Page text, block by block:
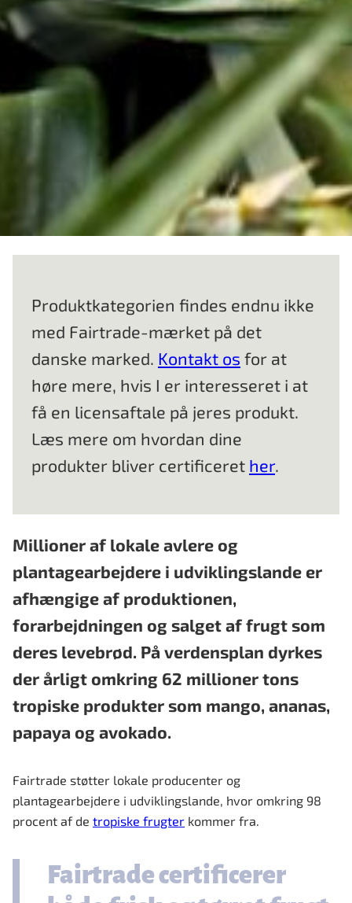
Produktkategorien findes endnu ikke
med Fairtrade-mærket på det
danske marked. Kontakt os for at
høre mere, hvis I er interesseret i at
få en licensaftale på jeres produkt.
Læs mere om hvordan dine
produkter bliver certificeret her.
Millioner af lokale avlere og
plantagearbejdere i udviklingslande er
afhængige af produktionen,
forarbejdningen og salget af frugt som
deres levebrød. På verdensplan dyrkes
der årligt omkring 62 millioner tons
tropiske produkter som mango, ananas,
papaya og avokado.
Fairtrade støtter lokale producenter og
plantagearbejdere i udviklingslande, hvor omkring 98
procent af de tropiske frugter kommer fra.
Fairtrade certificerer